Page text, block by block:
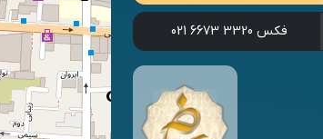
فکس 021 6673 3320